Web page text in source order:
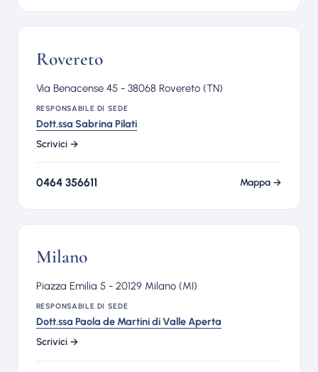
Rovereto
Via Benacense 45 - 38068 Rovereto (TN)
RESPONSABILE DI SEDE
Dott.ssa Sabrina Pilati
Scrivici →
0464 356611 Mappa →
Milano
Piazza Emilia 5 - 20129 Milano (MI)
RESPONSABILE DI SEDE
Dott.ssa Paola de Martini di Valle Aperta
Scrivici →